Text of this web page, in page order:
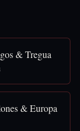
& Tregua
& Europa